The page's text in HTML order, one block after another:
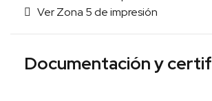
Ver Zona 5 de impresión
Documentación y